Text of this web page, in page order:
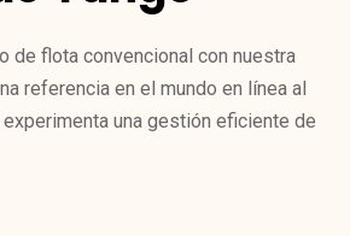
de flota convencional con nuestra
referencia en el mundo en línea al
una gestión eficiente de